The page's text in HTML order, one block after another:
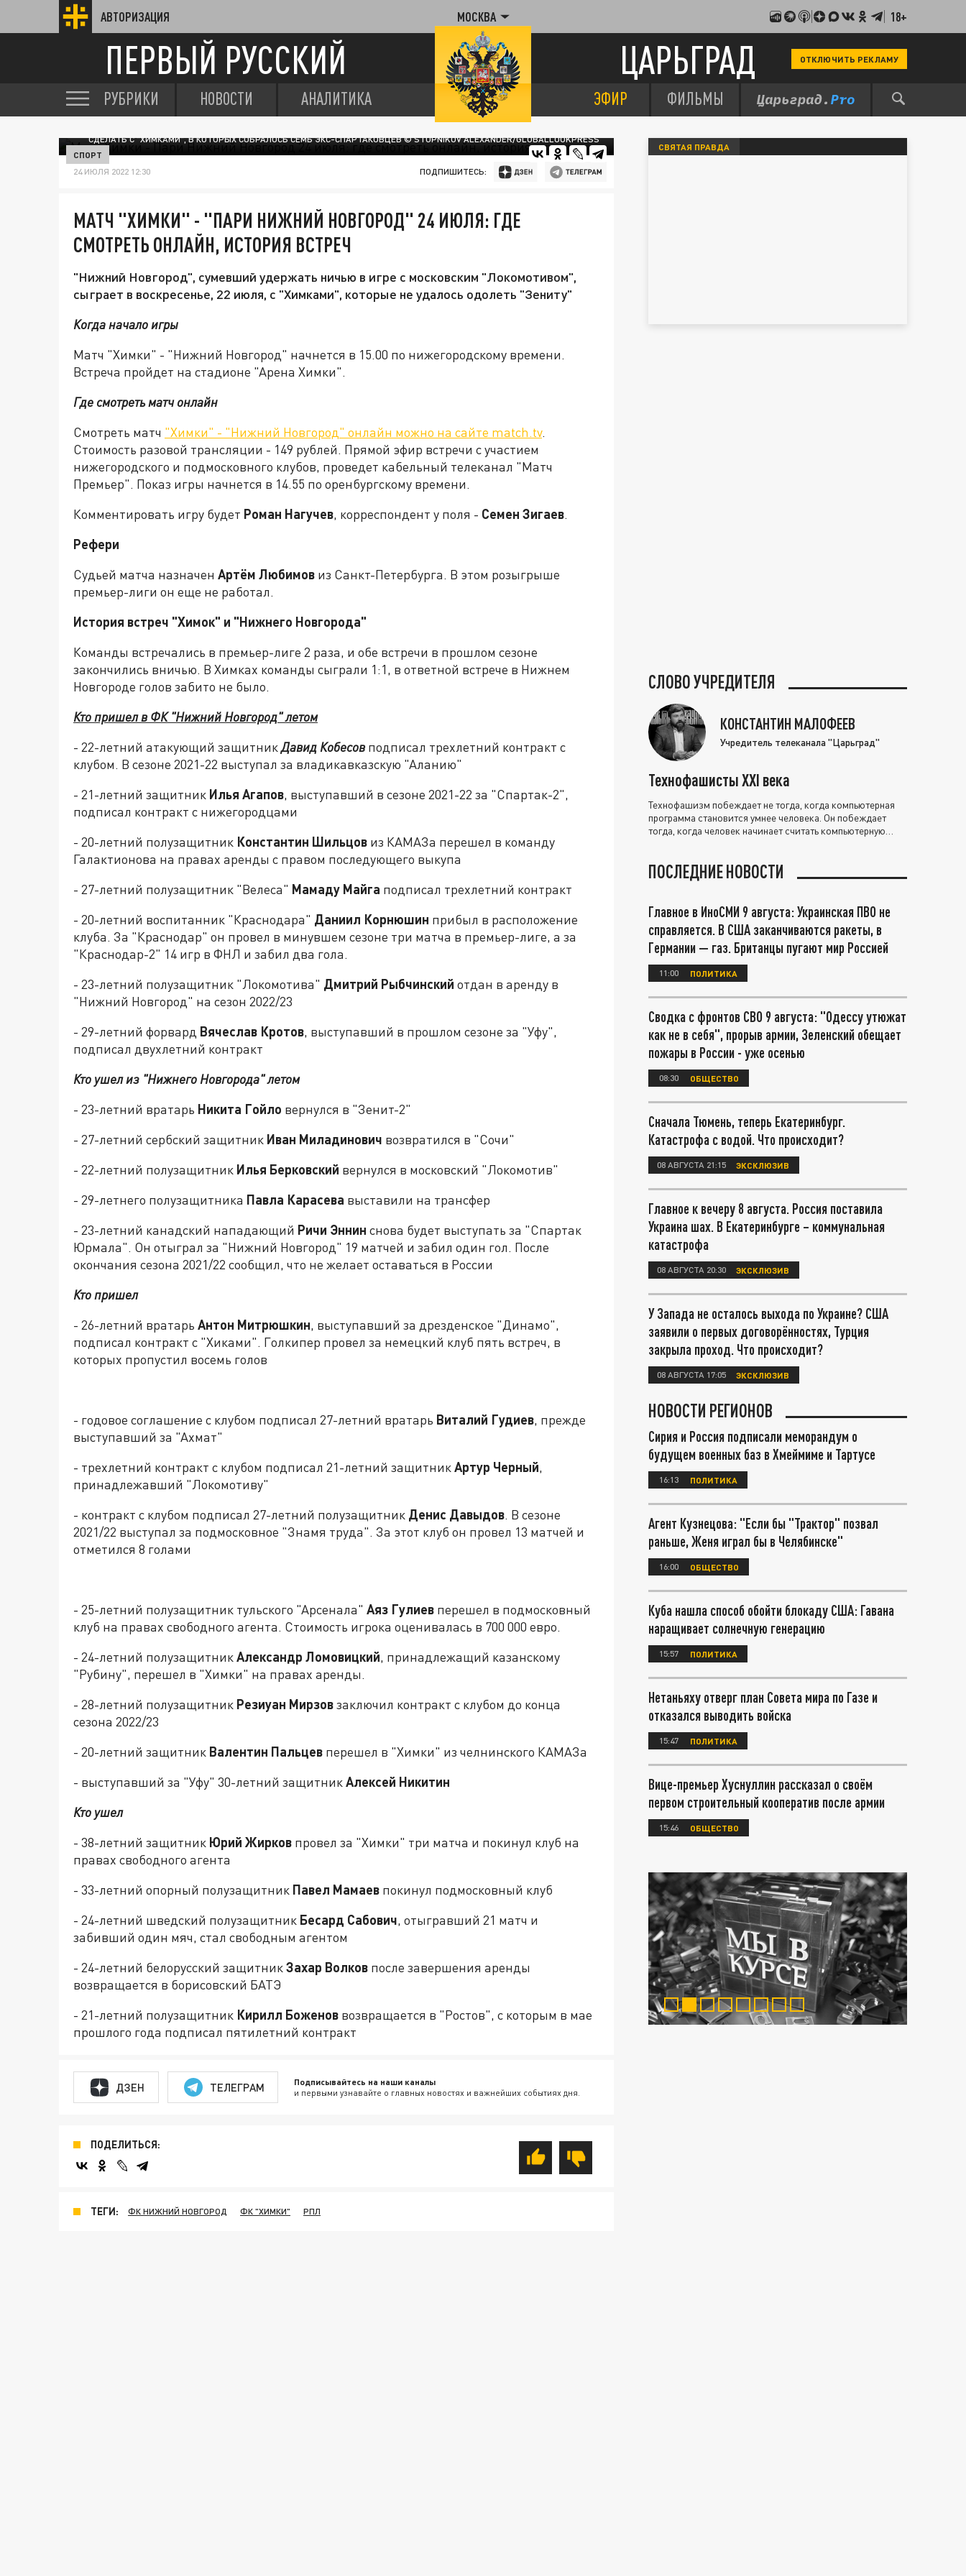
АВТОРИЗАЦИЯ МОСКВА 18+
ПЕРВЫЙ РУССКИЙ ЦАРЬГРАД ОТКЛЮЧИТЬ РЕКЛАМУ
РУБРИКИ НОВОСТИ АНАЛИТИКА ЭФИР ФИЛЬМЫ
СДЕЛАТЬ С "ХИМКАМИ", В КОТОРЫХ СОБРАЛОСЬ СЕМЬ ЭКС-СПАРТАКОВЦЕВ © STUPNIKOV ALEXANDER/GLOBALLOOKPRESS
СПОРТ
24 ИЮЛЯ 2022 12:30 ПОДПИШИТЕСЬ:
МАТЧ "ХИМКИ" - "ПАРИ НИЖНИЙ НОВГОРОД" 24 ИЮЛЯ: ГДЕ
СМОТРЕТЬ ОНЛАЙН, ИСТОРИЯ ВСТРЕЧ
"Нижний Новгород", сумевший удержать ничью в игре с московским "Локомотивом",
сыграет в воскресенье, 22 июля, с "Химками", которые не удалось одолеть "Зениту"
Когда начало игры
Матч "Химки" - "Нижний Новгород" начнется в 15.00 по нижегородскому времени.
Встреча пройдет на стадионе "Арена Химки".
Где смотреть матч онлайн
Смотреть матч "Химки" - "Нижний Новгород" онлайн можно на сайте match.tv.
Стоимость разовой трансляции - 149 рублей. Прямой эфир встречи с участием
нижегородского и подмосковного клубов, проведет кабельный телеканал "Матч
Премьер". Показ игры начнется в 14.55 по оренбургскому времени.
Комментировать игру будет Роман Нагучев, корреспондент у поля - Семен Зигаев.
Рефери
Судьей матча назначен Артём Любимов из Санкт-Петербурга. В этом розыгрыше
премьер-лиги он еще не работал.
История встреч "Химок" и "Нижнего Новгорода"
Команды встречались в премьер-лиге 2 раза, и обе встречи в прошлом сезоне
закончились вничью. В Химках команды сыграли 1:1, в ответной встрече в Нижнем
Новгороде голов забито не было.
Кто пришел в ФК "Нижний Новгород" летом
- 22-летний атакующий защитникДавид Кобесов подписал трехлетний контракт с
клубом. В сезоне 2021-22 выступал за владикавказскую "Аланию"
- 21-летний защитник Илья Агапов, выступавший в сезоне 2021-22 за "Спартак-2",
подписал контракт с нижегородцами
- 20-летний полузащитник Константин Шильцов из КАМАЗа перешел в команду
Галактионова на правах аренды с правом последующего выкупа
- 27-летний полузащитник "Велеса" Мамаду Майга подписал трехлетний контракт
- 20-летний воспитанник "Краснодара" Даниил Корнюшин прибыл в расположение
клуба. За "Краснодар" он провел в минувшем сезоне три матча в премьер-лиге, а за
"Краснодар-2" 14 игр в ФНЛ и забил два гола.
- 23-летний полузащитник "Локомотива" Дмитрий Рыбчинский отдан в аренду в
"Нижний Новгород" на сезон 2022/23
- 29-летний форвард Вячеслав Кротов, выступавший в прошлом сезоне за "Уфу",
подписал двухлетний контракт
Кто ушел из "Нижнего Новгорода" летом
- 23-летний вратарь Никита Гойло вернулся в "Зенит-2"
- 27-летний сербский защитник Иван Миладинович возвратился в "Сочи"
- 22-летний полузащитник Илья Берковский вернулся в московский "Локомотив"
- 29-летнего полузащитника Павла Карасева выставили на трансфер
- 23-летний канадский нападающий Ричи Эннин снова будет выступать за "Спартак
Юрмала". Он отыграл за "Нижний Новгород" 19 матчей и забил один гол. После
окончания сезона 2021/22 сообщил, что не желает оставаться в России
Кто пришел
- 26-летний вратарь Антон Митрюшкин, выступавший за дрезденское "Динамо",
подписал контракт с "Хиками". Голкипер провел за немецкий клуб пять встреч, в
которых пропустил восемь голов
- годовое соглашение с клубом подписал 27-летний вратарь Виталий Гудиев, прежде
выступавший за "Ахмат"
- трехлетний контракт с клубом подписал 21-летний защитникАртур Черный,
принадлежавший "Локомотиву"
- контракт с клубом подписал 27-летний полузащитник Денис Давыдов. В сезоне
2021/22 выступал за подмосковное "Знамя труда". За этот клуб он провел 13 матчей и
отметился 8 голами
- 25-летний полузащитник тульского "Арсенала" Аяз Гулиев перешел в подмосковный
клуб на правах свободного агента. Стоимость игрока оценивалась в 700 000 евро.
- 24-летний полузащитникАлександр Ломовицкий, принадлежащий казанскому
"Рубину", перешел в "Химки" на правах аренды.
- 28-летний полузащитник Резиуан Мирзовзаключил контракт с клубом до конца
сезона 2022/23
- 20-летний защитник Валентин Пальцев перешел в "Химки" из челнинского КАМАЗа
- выступавший за "Уфу" 30-летний защитникАлексей Никитин
Кто ушел
- 38-летний защитник Юрий Жирков провел за "Химки" три матча и покинул клуб на
правах свободного агента
- 33-летний опорный полузащитник Павел Мамаев покинул подмосковный клуб
- 24-летний шведский полузащитник Бесард Сабович, отыгравший 21 матч и
забивший один мяч, стал свободным агентом
- 24-летний белорусский защитникЗахар Волков после завершения аренды
возвращается в борисовский БАТЭ
- 21-летний полузащитник Кирилл Боженов возвращается в "Ростов", с которым в мае
прошлого года подписал пятилетний контракт
ДЗЕН ТЕЛЕГРАМ Подписывайтесь на наши каналы
и первыми узнавайте о главных новостях и важнейших событиях дня.
ПОДЕЛИТЬСЯ:
ТЕГИ: ФК НИЖНИЙ НОВГОРОД ФК "ХИМКИ" РПЛ
СВЯТАЯ ПРАВДА
СЛОВО УЧРЕДИТЕЛЯ
КОНСТАНТИН МАЛОФЕЕВ
Учредитель телеканала "Царьград"
Технофашисты XXI века
Технофашизм побеждает не тогда, когда компьютерная
программа становится умнее человека. Он побеждает
тогда, когда человек начинает считать компьютерную
ПОСЛЕДНИЕ НОВОСТИ
Главное в ИноСМИ 9 августа: Украинская ПВО не
справляется. В США заканчиваются ракеты, в
Германии — газ. Британцы пугают мир Россией
11:00 ПОЛИТИКА
Сводка с фронтов СВО 9 августа: "Одессу утюжат
как не в себя", прорыв армии, Зеленский обещает
пожары в России - уже осенью
08:30 ОБЩЕСТВО
Сначала Тюмень, теперь Екатеринбург.
Катастрофа с водой. Что происходит?
08 АВГУСТА 21:15 ЭКСКЛЮЗИВ
Главное к вечеру 8 августа. Россия поставила
Украина шах. В Екатеринбурге – коммунальная
катастрофа
08 АВГУСТА 20:30 ЭКСКЛЮЗИВ
У Запада не осталось выхода по Украине? США
заявили о первых договорённостях, Турция
закрыла проход. Что происходит?
08 АВГУСТА 17:05 ЭКСКЛЮЗИВ
НОВОСТИ РЕГИОНОВ
Сирия и Россия подписали меморандум о
будущем военных баз в Хмеймиме и Тартусе
16:13 ПОЛИТИКА
Агент Кузнецова: "Если бы "Трактор" позвал
раньше, Женя играл бы в Челябинске"
16:00 ОБЩЕСТВО
Куба нашла способ обойти блокаду США: Гавана
наращивает солнечную генерацию
15:57 ПОЛИТИКА
Нетаньяху отверг план Совета мира по Газе и
отказался выводить войска
15:47 ПОЛИТИКА
Вице-премьер Хуснуллин рассказал о своём
первом строительный кооператив после армии
15:46 ОБЩЕСТВО